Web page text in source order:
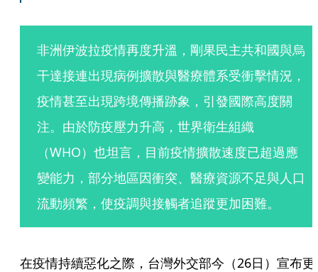
非洲伊波拉疫情再度升溫，剛果民主共和國與烏
干達接連出現病例擴散與醫療體系受衝擊情況，
疫情甚至出現跨境傳播跡象，引發國際高度關
注。由於防疫壓力升高，世界衛生組織
（WHO）也坦言，目前疫情擴散速度已超過應
變能力，部分地區因衝突、醫療資源不足與人口
流動頻繁，使疫調與接觸者追蹤更加困難。
在疫情持續惡化之際，台灣外交部今（26日）宣布更